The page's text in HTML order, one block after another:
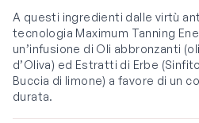
A questi ingredienti dalle virtù
tecnologia Maximum Tanning
un’infusione di Oli abbronzanti
d’Oliva) ed Estratti di Erbe
Buccia di limone) a favore di un
durata.